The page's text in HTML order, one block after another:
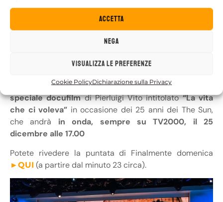
Accetta
Nega
Visualizza le preferenze
Cookie PolicyDichiarazione sulla Privacy
cui stanno lavorando da diverse settimane: uno
speciale docufilmdi Pierluigi Vito intitolato“La vita
che ci voleva” in occasione dei 25 anni dei The Sun,
che andrà in onda, sempre su TV2000, il 25
dicembre alle 17.00
Potete rivedere la puntata di Finalmente domenica
►QUI (a partire dal minuto 23 circa).